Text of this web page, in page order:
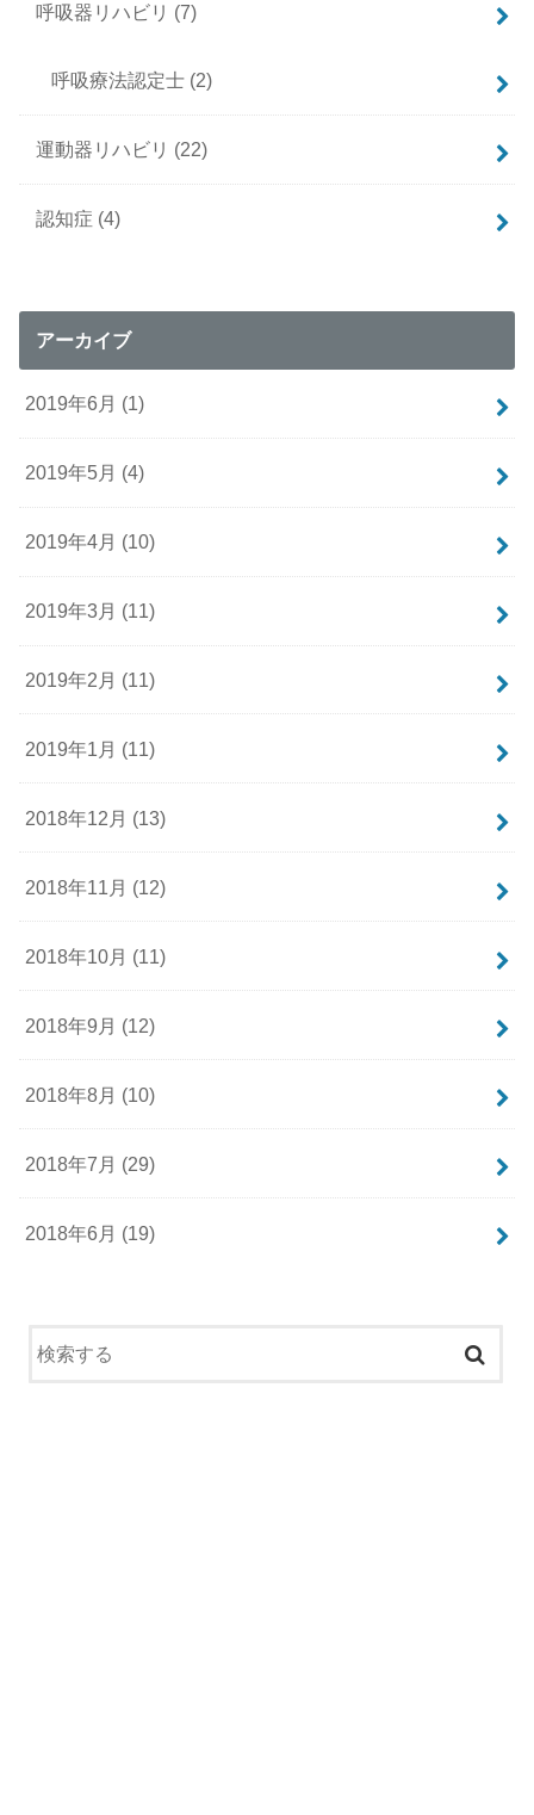
呼吸器リハビリ (7)
呼吸療法認定士 (2)
運動器リハビリ (22)
認知症 (4)
アーカイブ
2019年6月 (1)
2019年5月 (4)
2019年4月 (10)
2019年3月 (11)
2019年2月 (11)
2019年1月 (11)
2018年12月 (13)
2018年11月 (12)
2018年10月 (11)
2018年9月 (12)
2018年8月 (10)
2018年7月 (29)
2018年6月 (19)